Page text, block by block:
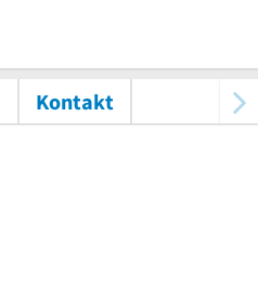
Kontakt